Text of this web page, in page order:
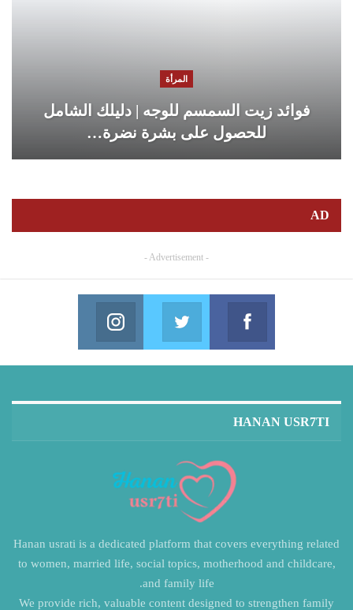
المرأة
فوائد زيت السمسم للوجه | دليلك الشامل
للحصول على بشرة نضرة…
AD
- Advertisement -
Facebook
Join us on Facebook
Twitter
Join us on Twitter
HANAN USR7TI
Hanan usrati is a dedicated platform that covers everything related
to women, married life, social topics, motherhood and childcare,
and family life.
We provide rich, valuable content designed to strengthen family